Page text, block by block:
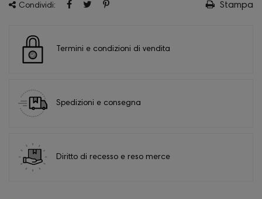
Condividi: Stampa
Termini e condizioni di vendita
Spedizioni e consegna
Diritto di recesso e reso merce